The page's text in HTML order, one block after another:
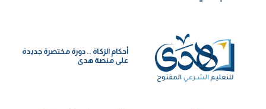
أحكام الزكاة .. دورة مختصرة جديدة
على منصة هدى